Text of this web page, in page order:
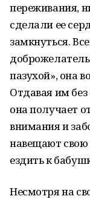
переживания,
сделали ее
замкнуться.
пазухой», она
Отдавая им
она получает
внимания и
навещают
ездить к
Несмотря на